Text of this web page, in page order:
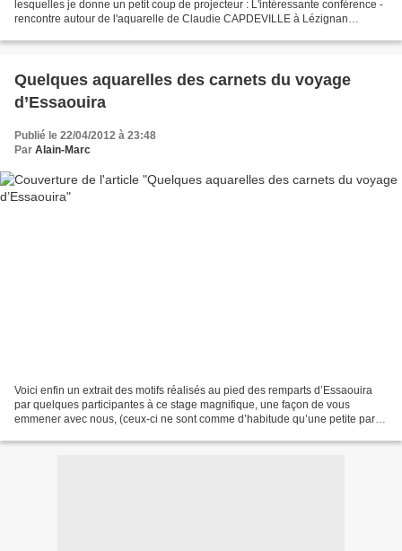
lesquelles je donne un petit coup de projecteur : L'intéressante conférence -
rencontre autour de l'aquarelle de Claudie CAPDEVILLE à Lézignan
Quelques aquarelles des carnets du voyage
d’Essaouira
Publié le 22/04/2012 à 23:48
Par Alain-Marc
Voici enfin un extrait des motifs réalisés au pied des remparts d’Essaouira
par quelques participantes à ce stage magnifique, une façon de vous
emmener avec nous, (ceux-ci ne sont comme d’habitude qu’une petite partie